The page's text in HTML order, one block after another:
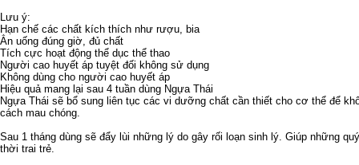
Lưu ý:
Hạn chế các chất kích thích như rượu, bia
Ẳn uống đúng giờ, đủ chất
Tích cực hoạt động thể dục thể thao
Người cao huyết áp tuyệt đối không sử dụng
Không dùng cho người cao huyết áp
Hiệu quả mang lại sau 4 tuần dùng Ngựa Thái
Ngựa Thái sẽ bổ sung liên tục các vi dưỡng chất cần thiết cho cơ thể để
cách mau chóng.
Sau 1 tháng dùng sẽ đẩy lùi những lý do gây rối loạn sinh lý. Giúp những
thời trai trẻ.